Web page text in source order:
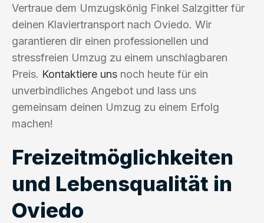
Vertraue dem Umzugskönig Finkel Salzgitter für
deinen Klaviertransport nach Oviedo. Wir
garantieren dir einen professionellen und
stressfreien Umzug zu einem unschlagbaren
Preis. Kontaktiere uns noch heute für ein
unverbindliches Angebot und lass uns
gemeinsam deinen Umzug zu einem Erfolg
machen!
Freizeitmöglichkeiten
und Lebensqualität in
Oviedo